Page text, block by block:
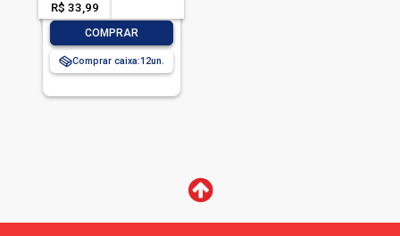
R$ 33,99
COMPRAR
Comprar caixa:12